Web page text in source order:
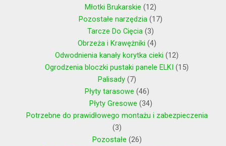
Młotki Brukarskie 12
Pozostałe narzędzia 17
Tarcze Do Cięcia 3
Obrzeża i Krawężniki 4
Odwodnienia kanały korytka cieki 12
Ogrodzenia bloczki pustaki panele ELKI 15
Palisady 7
Płyty tarasowe 46
Płyty Gresowe 34
Potrzebne do prawidłowego montażu i zabezpieczenia
3
Pozostałe 26